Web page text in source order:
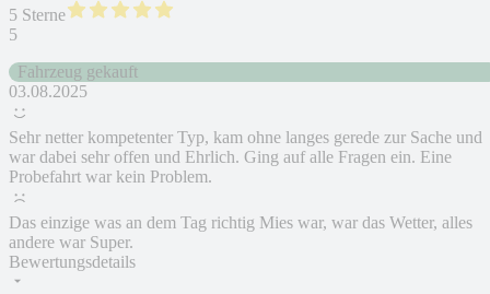
5 Sterne
5
Fahrzeug gekauft
03.08.2025
Sehr netter kompetenter Typ, kam ohne langes gerede zur Sache und
war dabei sehr offen und Ehrlich. Ging auf alle Fragen ein. Eine
Probefahrt war kein Problem.
Das einzige was an dem Tag richtig Mies war, war das Wetter, alles
andere war Super.
Bewertungsdetails